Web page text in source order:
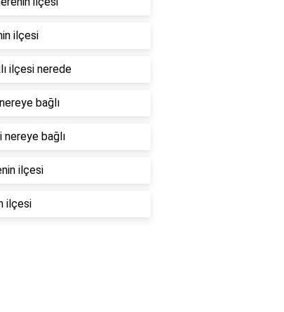
ilçesi
ilçesi nerede
bağlı
nereye bağlı
ilçesi
ilçesi